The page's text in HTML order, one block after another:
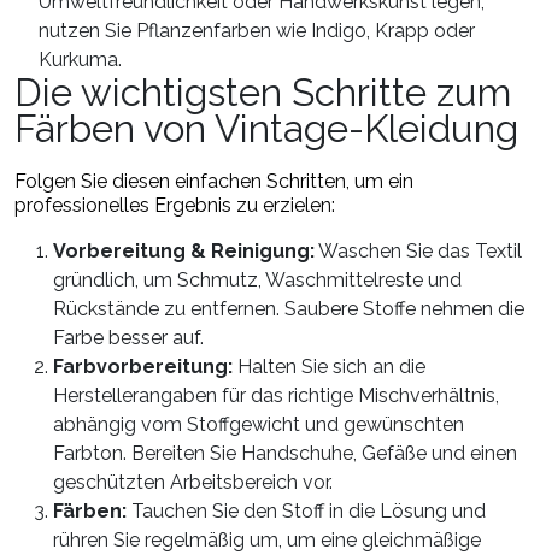
nutzen Sie Pflanzenfarben wie Indigo, Krapp oder
Kurkuma.
Die wichtigsten Schritte zum
Färben von Vintage-Kleidung
Folgen Sie diesen einfachen Schritten, um ein
professionelles Ergebnis zu erzielen:
Vorbereitung & Reinigung:Waschen Sie das Textil
gründlich, um Schmutz, Waschmittelreste und
Rückstände zu entfernen. Saubere Stoffe nehmen die
Farbe besser auf.
Farbvorbereitung: Halten Sie sich an die
Herstellerangaben für das richtige Mischverhältnis,
abhängig vom Stoffgewicht und gewünschten
Farbton. Bereiten Sie Handschuhe, Gefäße und einen
geschützten Arbeitsbereich vor.
Färben: Tauchen Sie den Stoff in die Lösung und
rühren Sie regelmäßig um, um eine gleichmäßige